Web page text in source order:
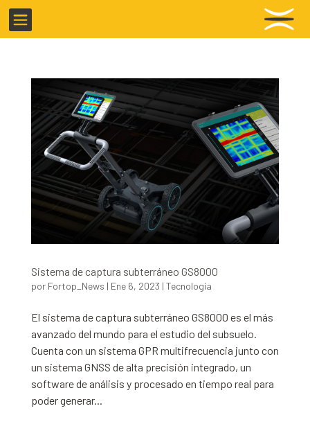

Sistema de captura subterráneo GS8000
por Fortop_News | Ene 6, 2023 | Tecnología
El sistema de captura subterráneo GS8000 es el más
avanzado del mundo para el estudio del subsuelo.
Cuenta con un sistema GPR multifrecuencia junto con
un sistema GNSS de alta precisión integrado, un
software de análisis y procesado en tiempo real para
poder generar...